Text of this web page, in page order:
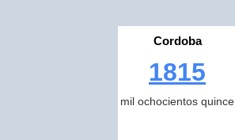
Cordoba
1815
mil ochocientos quince